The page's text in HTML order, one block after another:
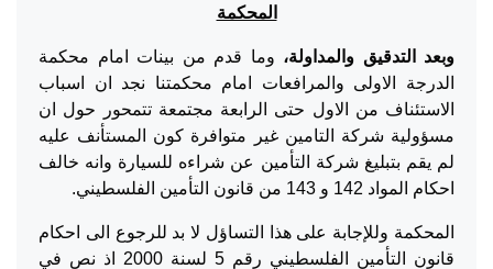
المحكمة
وبعد التدقيق والمداولة، وما قدم من بينات امام محكمة
الدرجة الاولى والمرافعات امام محكمتنا نجد ان اسباب
الاستئناف من الاول حتى الرابعة مجتمعة تتمحور حول ان
مسؤولية شركة التامين غير متوافرة كون المستأنف عليه
لم يقم بتبليغ شركة التأمين عن شراءه للسيارة وانه خالف
احكام المواد 142 و 143 من قانون التأمين الفلسطيني.
المحكمة وللإجابة على هذا التساؤل لا بد للرجوع الى احكام
قانون التأمين الفلسطيني رقم 5 لسنة 2000 اذ نص في